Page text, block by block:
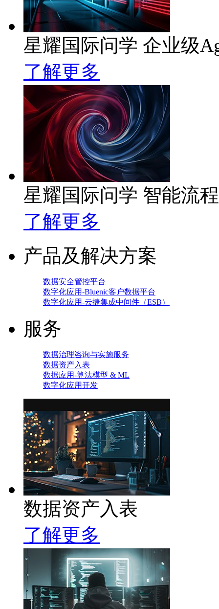
星耀国际问学 企业级
了解更多
星耀国际问学 智能流
了解更多
产品及解决方案
数据安全管控平台
数字化应用-Bluenic客户数据平台
数字化应用-云捷集成中间件（ESB）
服务
数据治理咨询与实施服务
数据资产入表
数据应用-算法模型 & ML
数字化应用开发
数据资产入表
了解更多